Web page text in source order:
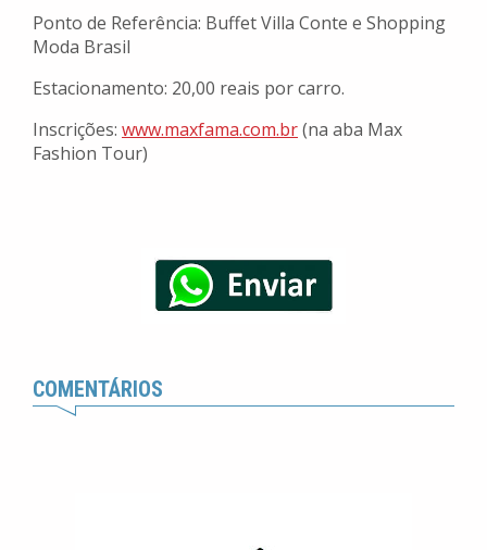
Ponto de Referência: Buffet Villa Conte e Shopping
Moda Brasil
Estacionamento: 20,00 reais por carro.
Inscrições: www.maxfama.com.br(na aba Max
Fashion Tour)
COMENTÁRIOS